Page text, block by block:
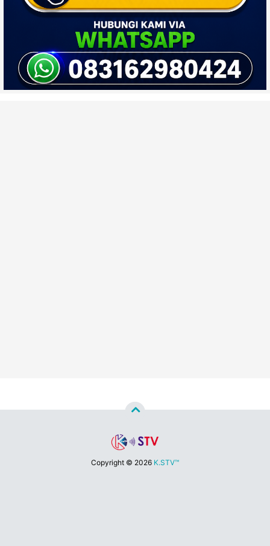
Copyright © 2026 K.STV™